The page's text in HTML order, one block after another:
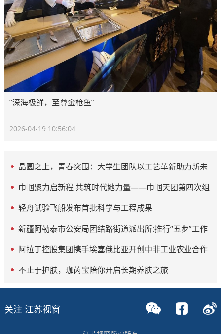
“深海极鲜，至尊金枪鱼”
2026-04-19 10:56:04
晶圆之上，青春突围：大学生团队以工艺革新助力新未
来 巾帼聚力启新程 共筑时代她力量——巾帼天团第四次组
委会筹备会圆满举办
轻舟试验飞船发布首批科学与工程成果
新疆阿勒泰市公安局团结路街道派出所:推行“五步”工作
法 打造新时代“枫”景线
阿拉丁控股集团携手埃塞俄比亚开创中非工业农业合作
新篇章
不止于护肤，珈芮宝陪你开启长期养肤之旅
关注 江苏视窗